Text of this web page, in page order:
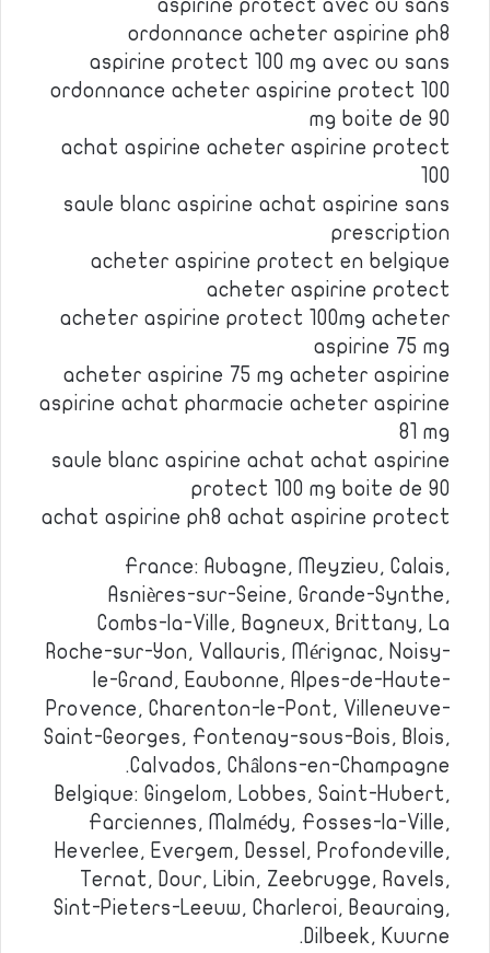
aspirine protect avec ou sans
ordonnance acheter aspirine ph8
aspirine protect 100 mg avec ou sans
ordonnance acheter aspirine protect 100
mg boite de 90
achat aspirine acheter aspirine protect
100
saule blanc aspirine achat aspirine sans
prescription
acheter aspirine protect en belgique
acheter aspirine protect
acheter aspirine protect 100mg acheter
aspirine 75 mg
acheter aspirine 75 mg acheter aspirine
aspirine achat pharmacie acheter aspirine
81 mg
saule blanc aspirine achat achat aspirine
protect 100 mg boite de 90
achat aspirine ph8 achat aspirine protect
France: Aubagne, Meyzieu, Calais,
Asnières-sur-Seine, Grande-Synthe,
Combs-la-Ville, Bagneux, Brittany, La
Roche-sur-Yon, Vallauris, Mérignac, Noisy-
le-Grand, Eaubonne, Alpes-de-Haute-
Provence, Charenton-le-Pont, Villeneuve-
Saint-Georges, Fontenay-sous-Bois, Blois,
Calvados, Châlons-en-Champagne.
Belgique: Gingelom, Lobbes, Saint-Hubert,
Farciennes, Malmédy, Fosses-la-Ville,
Heverlee, Evergem, Dessel, Profondeville,
Ternat, Dour, Libin, Zeebrugge, Ravels,
Sint-Pieters-Leeuw, Charleroi, Beauraing,
Dilbeek, Kuurne.